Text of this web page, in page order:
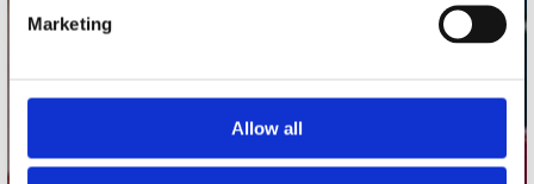
Marketing
Allow all
Record Mania Amsterdam
Plato Groningen